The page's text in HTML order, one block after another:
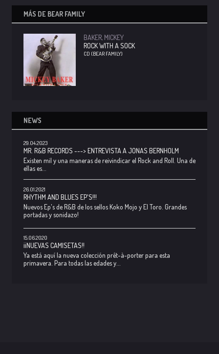
MÁS DE BEAR FAMILY
BAKER, MICKEY
ROCK WITH A SOCK
CD (BEAR FAMILY)
NEWS
29.04.2023
MR. R&B RECORDS ---> ENTREVISTA A JONAS BERNHOLM
Existen mil y una maneras de reivindicar el Rock and Roll. Una de
ellas es...
26.01.2021
RHYTHM AND BLUES EP'S!!!
Nuevos Ep's de R&B de los sellos Koko Mojo y El Toro. Grandes
portadas y sonidazo!
15.06.2020
¡¡NUEVAS CAMISETAS!!
Ya está aquí la nueva colección prêt-à-porter para esta
primavera. Para todas las edades y...